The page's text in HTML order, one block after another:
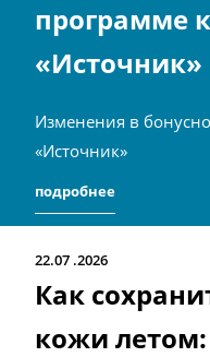
программе
«Источник»
Изменения в
«Источник»
подробнее
22.07 2026
Как
кожи